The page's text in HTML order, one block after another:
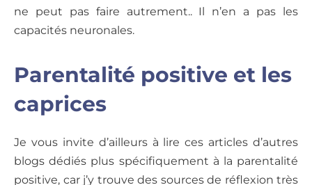
ne peut pas faire autrement.. Il n’en a pas les
capacités neuronales.
Parentalité positive et les
caprices
Je vous invite d’ailleurs à lire ces articles d’autres
blogs dédiés plus spécifiquement à la parentalité
positive, car j’y trouve des sources de réflexion très